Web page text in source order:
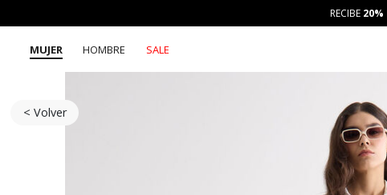
RECIBE 20%
MUJER HOMBRE SALE
< Volver